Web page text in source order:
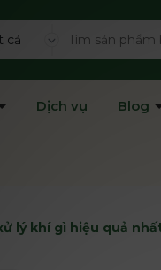
cả
Dịch vụ Blog
lý khí gì hiệu quả